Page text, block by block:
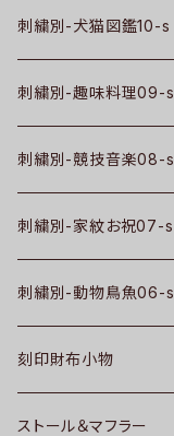
刺繍別-犬猫図鑑10-s
刺繍別-趣味料理09-s
刺繍別-競技音楽08-s
刺繍別-家紋お祝07-s
刺繍別-動物鳥魚06-s
刻印財布小物
ストール＆マフラー